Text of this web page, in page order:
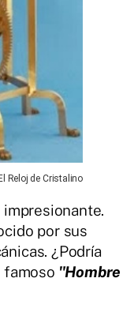
El Reloj de Cristalino
impresionante.
por sus
¿Podría
famoso "Hombre